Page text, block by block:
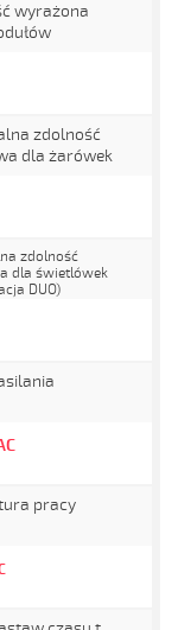
wyrażona
zdolność
dla żarówek
zdolność
dla świetlówek
DUO)
pracy